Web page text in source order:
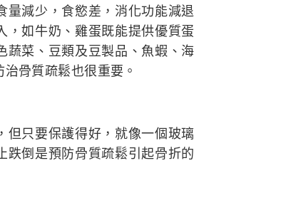
減少，食慾差，消化功能減退
，如牛奶、雞蛋既能提供優質蛋
蔬菜、豆類及豆製品、魚蝦、海
骨質疏鬆也很重要。
只要保護得好，就像一個玻璃
倒是預防骨質疏鬆引起骨折的